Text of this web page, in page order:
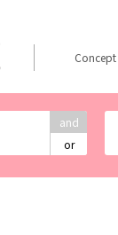
and
or
Concept